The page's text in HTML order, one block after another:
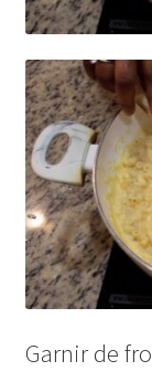
Garnir de